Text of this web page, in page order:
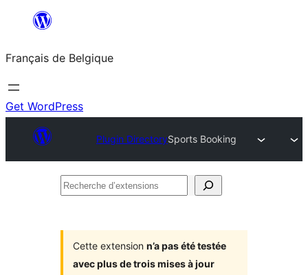
contenu
Français de Belgique
Get WordPress
Plugin DirectorySports Booking
Recherche
Cette extension n’a pas été testée
avec plus de trois mises à jour